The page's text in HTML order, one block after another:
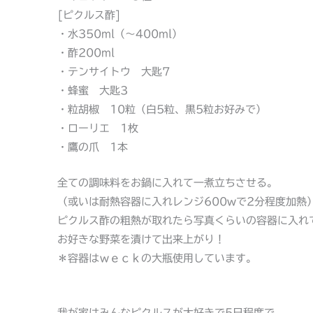
[ピクルス酢]
・水350ml（～400ml）
・酢200ml
・テンサイトウ 大匙7
・蜂蜜 大匙3
・粒胡椒 10粒（白5粒、黒5粒お好みで）
・ローリエ 1枚
・鷹の爪 1本
全ての調味料をお鍋に入れて一煮立ちさせる。
（或いは耐熱容器に入れレンジ600wで2分程度加熱
ピクルス酢の粗熱が取れたら写真くらいの容器に入れ
お好きな野菜を漬けて出来上がり！
＊容器はｗｅｃｋの大瓶使用しています。